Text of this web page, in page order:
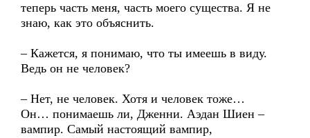
теперь часть меня, часть моего существа. Я не
знаю, как это объяснить.
– Кажется, я понимаю, что ты имеешь в виду.
Ведь он не человек?
– Нет, не человек. Хотя и человек тоже…
Он… понимаешь ли, Дженни. Аэдан Шиен –
вампир. Самый настоящий вампир,